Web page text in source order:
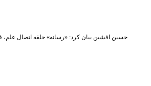
حسین افشین بیان کرد: «رسانه» حلقه اتصال